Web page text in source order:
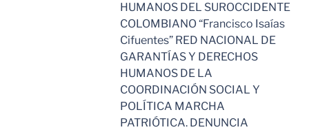
HUMANOS DEL SUROCCIDENTE
COLOMBIANO “Francisco Isaías
Cifuentes” RED NACIONAL DE
GARANTÍAS Y DERECHOS
HUMANOS DE LA
COORDINACIÓN SOCIAL Y
POLÍTICA MARCHA
PATRIÓTICA. DENUNCIA